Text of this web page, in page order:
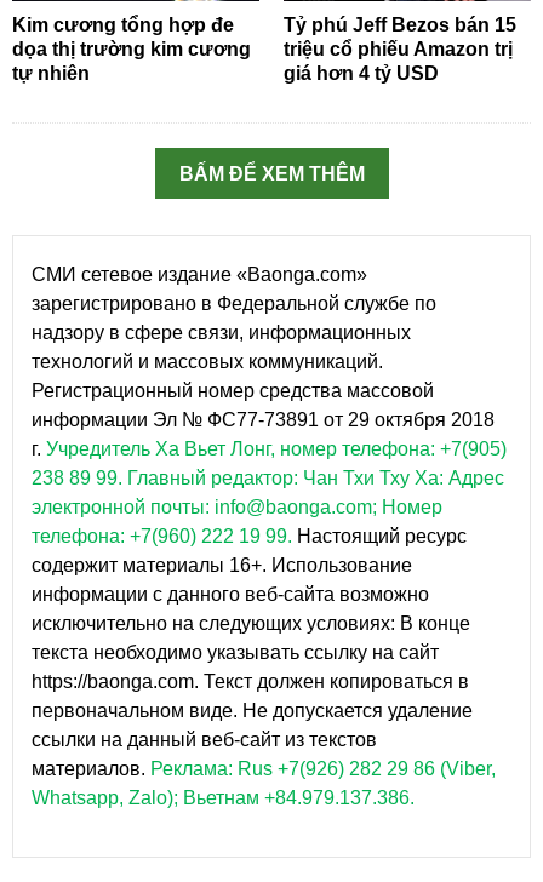
Kim cương tổng hợp đe
dọa thị trường kim cương
tự nhiên
Tỷ phú Jeff Bezos bán 15
triệu cổ phiếu Amazon trị
giá hơn 4 tỷ USD
BẤM ĐỂ XEM THÊM
СМИ сетевое издание «Baonga.com»
зарегистрировано в Федеральной службе по
надзору в сфере связи, информационных
технологий и массовых коммуникаций.
Регистрационный номер средства массовой
информации Эл № ФС77-73891 от 29 октября 2018
г. Учредитель Ха Вьет Лонг, номер телефона: +7(905)
238 89 99. Главный редактор: Чан Тхи Тху Ха: Адрес
электронной почты: info@baonga.com; Номер
телефона: +7(960) 222 19 99. Настоящий ресурс
содержит материалы 16+. Использование
информации с данного веб-сайта возможно
исключительно на следующих условиях: В конце
текста необходимо указывать ссылку на сайт
https://baonga.com. Текст должен копироваться в
первоначальном виде. Не допускается удаление
ссылки на данный веб-сайт из текстов
материалов. Реклама: Rus +7(926) 282 29 86 (Viber,
Whatsapp, Zalo); Вьетнам +84.979.137.386.